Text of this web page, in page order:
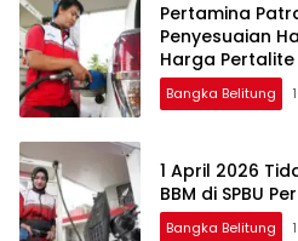
Pertamina
Penyesuaian
Harga
Bangka Belitung
1 April 2026
BBM di SPBU
Bangka Belitung